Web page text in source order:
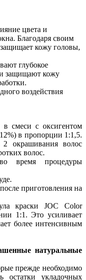
цвета и
Благодаря своим
кожу головы,
глубокое
защищают кожу
воздействия
в смеси с оксигентом
в пропорции 1:1,5.
окрашивания волос
волос.
время процедуры
приготовления на
краски JOC Color
1:1. Это усиливает
более интенсивным
натуральные
прежде необходимо
остатки укладочных